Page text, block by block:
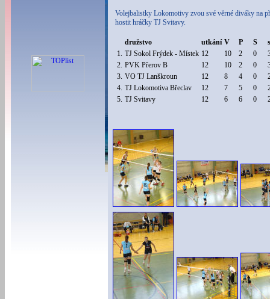
Volejbalistky Lokomotivy zvou své věrné diváky na
hostit hráčky TJ Svitavy.
družstvo utkání V P S
1. TJ Sokol Frýdek - Místek 12 10 2 0
2. PVK Přerov B 12 10 2 0
3. VO TJ Lanškroun 12 8 4 0
4. TJ Lokomotiva Břeclav 12 7 5 0
5. TJ Svitavy 12 6 6 0